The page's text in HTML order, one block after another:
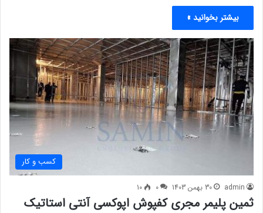
بیشتر بخوانید »
کسب و کار
admin 30 بهمن 1403 0
10
ثمین پلیمر مجری کفپوش‌ اپوکسی آنتی استاتیک